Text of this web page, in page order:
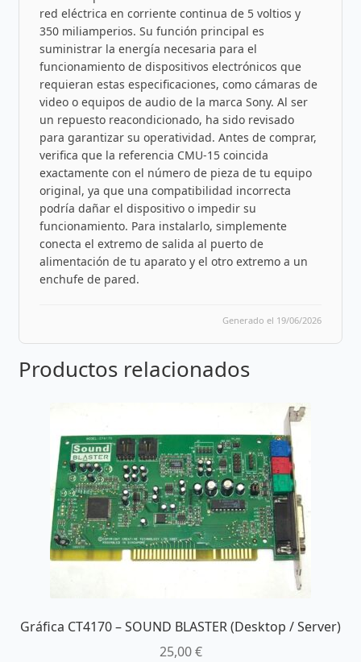
red eléctrica en corriente continua de 5 voltios y
350 miliamperios. Su función principal es
suministrar la energía necesaria para el
funcionamiento de dispositivos electrónicos que
requieran estas especificaciones, como cámaras de
video o equipos de audio de la marca Sony. Al ser
un repuesto reacondicionado, ha sido revisado
para garantizar su operatividad. Antes de comprar,
verifica que la referencia CMU-15 coincida
exactamente con el número de pieza de tu equipo
original, ya que una compatibilidad incorrecta
podría dañar el dispositivo o impedir su
funcionamiento. Para instalarlo, simplemente
conecta el extremo de salida al puerto de
alimentación de tu aparato y el otro extremo a un
enchufe de pared.
Generado el 19/06/2026
Productos relacionados
Gráfica CT4170 – SOUND BLASTER (Desktop / Server)
25,00€